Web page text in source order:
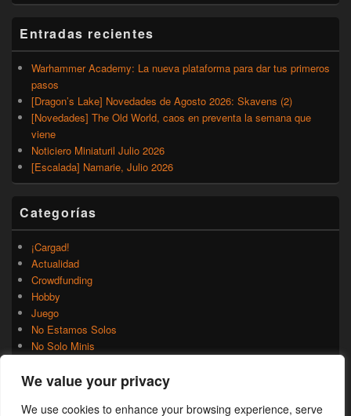
We value your privacy
We use cookies to enhance your browsing experience, serve
Entradas recientes
Warhammer Academy: La nueva plataforma para dar tus primeros
pasos
[Dragon’s Lake] Novedades de Agosto 2026: Skavens (2)
[Novedades] The Old World, caos en preventa la semana que
viene
Noticiero Miniaturil Julio 2026
[Escalada] Namarie, Julio 2026
Categorías
¡Cargad!
Actualidad
Crowdfunding
Hobby
Juego
No Estamos Solos
No Solo Minis
Rumores
Uncategorized